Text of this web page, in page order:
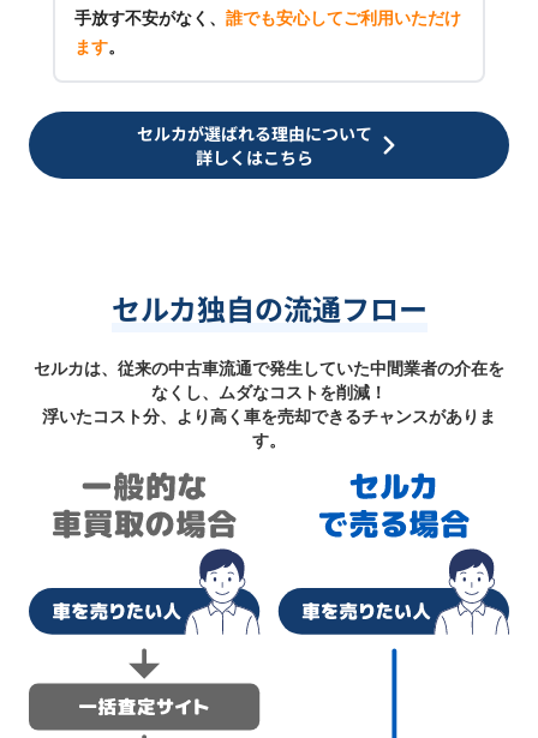
手放す不安がなく、 誰でも安心してご利用いただけ
ます。
セルカが選ばれる理由について
詳しくはこちら
セルカ独自の流通フロー
セルカは、従来の中古車流通で発生していた中間業者の介在を
なくし、ムダなコストを削減！
浮いたコスト分、より高く車を売却できるチャンスがありま
す。